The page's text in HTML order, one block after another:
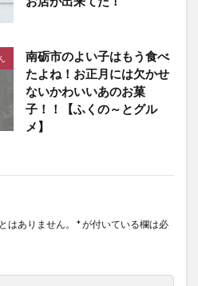
南砺市のよい子はもう食べ
たよね！お正月には欠かせ
ないかわいいあのお菓
子！！【ふくの～とグル
メ】
はありません。 *が付いている欄は必